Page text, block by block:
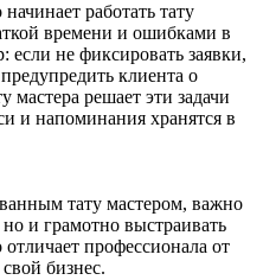
работать тату
времени и ошибками в
не фиксировать заявки,
клиента о
мастера решает эти задачи
и напоминания хранятся в
тату мастером, важно
но и грамотно выстраивать
профессионала от
бизнес.